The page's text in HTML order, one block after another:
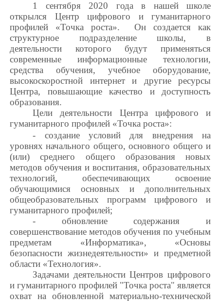
1 сентября 2020 года в нашей школе
открылся Центр цифрового и гуманитарного
профилей «Точка роста». Он создается как
структурное подразделение школы, в
деятельности которого будут применяться
современные информационные технологии,
средства обучения, учебное оборудование,
высокоскоростной интернет и другие ресурсы
Центра, повышающие качество и доступность
образования.
Цели деятельности Центра цифрового и
гуманитарного профилей «Точка роста»:
- создание условий для внедрения на
уровнях начального общего, основного общего и
(или) среднего общего образования новых
методов обучения и воспитания, образовательных
технологий, обеспечивающих освоение
обучающимися основных и дополнительных
общеобразовательных программ цифрового и
гуманитарного профилей;
- обновление содержания и
совершенствование методов обучения по учебным
предметам «Информатика», «Основы
безопасности жизнедеятельности» и предметной
области «Технология».
Задачами деятельности Центров цифрового
и гуманитарного профилей "Точка роста" является
охват на обновленной материально-технической